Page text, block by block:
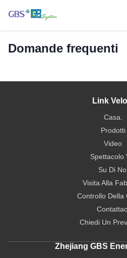
Domande frequenti
Link
Casa.
Prodotti
Video
Spettacolo
Su Di
Visita Alla
Controllo Della
Chiedi Un
Zhejiang GBS